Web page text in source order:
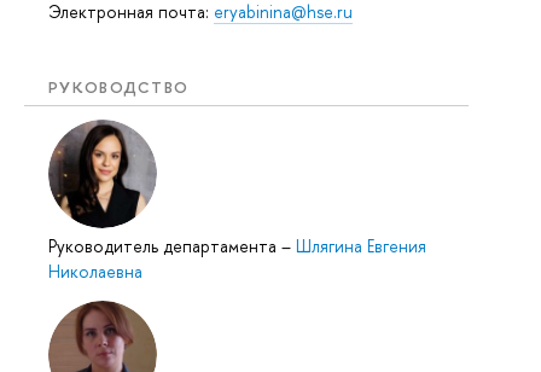
Электронная почта: eryabinina@hse.ru
РУКОВОДСТВО
Руководитель департамента – Шлягина Евгения
Николаевна